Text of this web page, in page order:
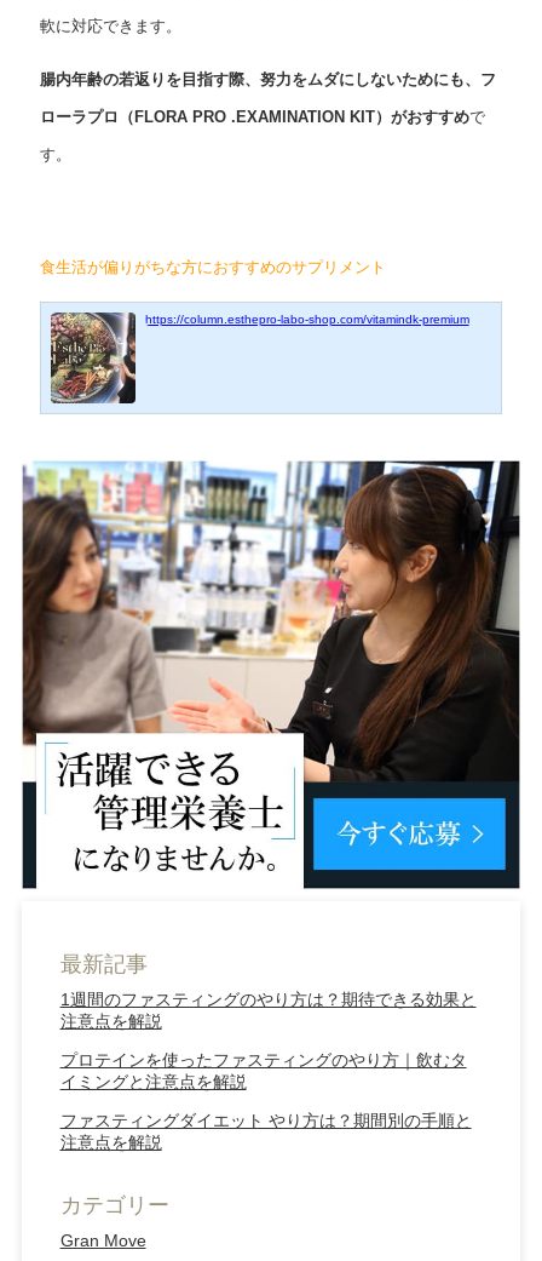
軟に対応できます。
腸内年齢の若返りを目指す際、努力をムダにしないためにも、フ
ローラプロ（FLORA PRO .EXAMINATION KIT）がおすすめで
す。
食生活が偏りがちな方におすすめのサプリメント
https://column.esthepro-labo-shop.com/vitamindk-premium
最新記事
1週間のファスティングのやり方は？期待できる効果と
注意点を解説
プロテインを使ったファスティングのやり方｜飲むタ
イミングと注意点を解説
ファスティングダイエット やり方は？期間別の手順と
注意点を解説
カテゴリー
Gran Move